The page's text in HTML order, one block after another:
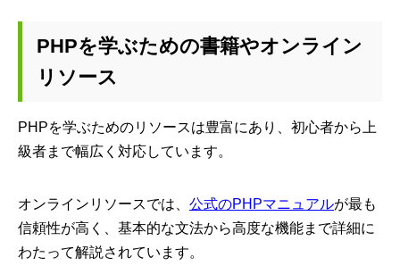
PHPを学ぶための書籍やオンライン
リソース
PHPを学ぶためのリソースは豊富にあり、初心者から上
級者まで幅広く対応しています。
オンラインリソースでは、 公式のPHPマニュアルが最も
信頼性が高く、基本的な文法から高度な機能まで詳細に
わたって解説されています。